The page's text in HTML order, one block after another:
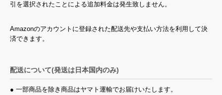
引を選択されたことによる追加料金は発生致しません。
Amazonのアカウントに登録された配送先や支払い方法を利用して決
済できます。
配送について(発送は日本国内のみ)
● 一部商品を除き商品はヤマト運輸でお届けいたします。